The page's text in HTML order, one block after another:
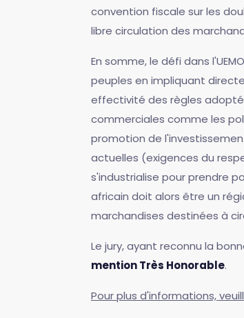
convention fiscale sur les
libre circulation des
En somme, le défi dans
peuples en impliquant
effectivité des règles
commerciales comme les
promotion de
actuelles (exigences du
s'industrialise pour prendre
africain doit alors être un
marchandises destinées à
Le jury, ayant reconnu la
mention Très Honorable.
Pour plus d'informations,